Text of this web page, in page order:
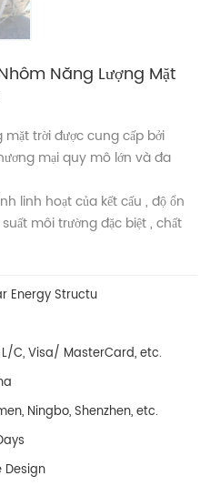
Năng Lượng Mặt
trời được cung cấp bởi
mại quy mô lớn và đa
linh hoạt của kết cấu , độ ổn
môi trường đặc biệt , chất
Energy Structu
L/C, Visa/ MasterCard, etc.
Ningbo, Shenzhen, etc.
Design